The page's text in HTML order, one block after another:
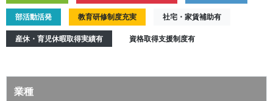
部活動活発 教育研修制度充実 社宅・家賃補助有
産休・育児休暇取得実績有 資格取得支援制度有
業種